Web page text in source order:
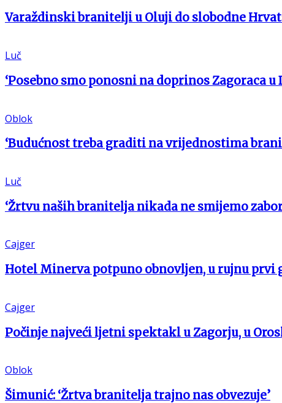
Varaždinski branitelji u Oluji do slobodne
Luč
‘Posebno smo ponosni na doprinos Zagoraca
Oblok
‘Budućnost treba graditi na vrijednostima
Luč
‘Žrtvu naših branitelja nikada ne smijemo
Cajger
Hotel Minerva potpuno obnovljen, u rujnu prvi
Cajger
Počinje najveći ljetni spektakl u Zagorju, u
Oblok
Šimunić: ‘Žrtva branitelja trajno nas obvezuje’